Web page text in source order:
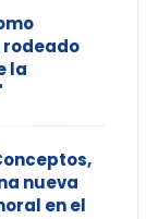
rodeado
la
nueva
en el